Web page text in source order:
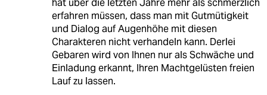
hat über die letzten Jahre mehr als schmerzlich
erfahren müssen, dass man mit Gutmütigkeit
und Dialog auf Augenhöhe mit diesen
Charakteren nicht verhandeln kann. Derlei
Gebaren wird von Ihnen nur als Schwäche und
Einladung erkannt, Ihren Machtgelüsten freien
Lauf zu lassen.